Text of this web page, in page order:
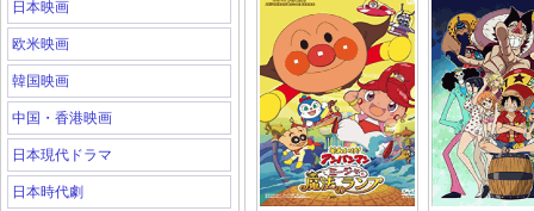
日本映画
欧米映画
韓国映画
中国・香港映画
日本現代ドラマ
日本時代劇